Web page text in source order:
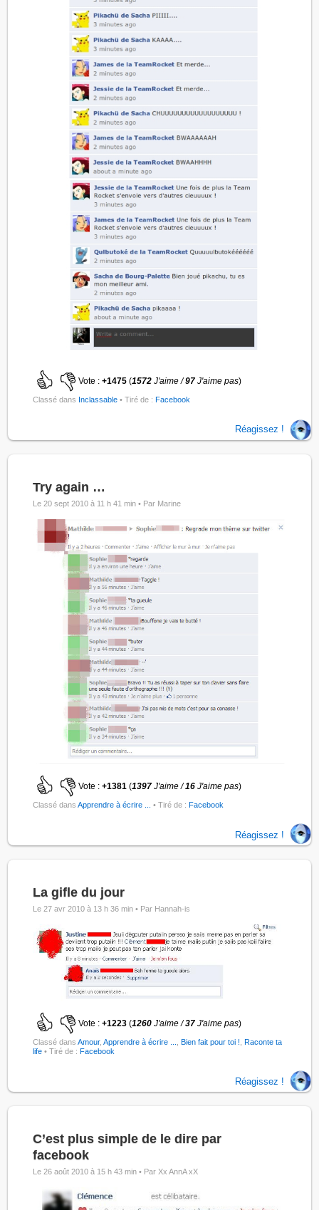
Vote :+1475 (1572J'aime /97 J'aime pas)
Classé dans Inclassable • Tiré de :Facebook
Réagissez !
Try again …
Le 20 sept 2010 à 11 h 41 min • Par Marine
Vote :+1381 (1397J'aime /16 J'aime pas)
Classé dansApprendre à écrire ... • Tiré de : Facebook
Réagissez !
La gifle du jour
Le 27 avr 2010 à 13 h 36 min • Par Hannah-is
Vote :+1223 (1260J'aime /37 J'aime pas)
Classé dansAmour,Apprendre à écrire ... Bien fait pour toi !
Raconte ta
life • Tiré de : Facebook
Réagissez !
C’est plus simple de le dire par
facebook
Le 26 août 2010 à 15 h 43 min • Par Xx AnnA xX